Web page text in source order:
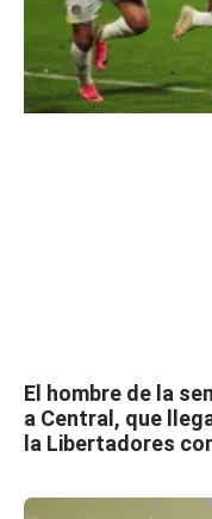
El hombre de la
a Central, que
la Libertadores